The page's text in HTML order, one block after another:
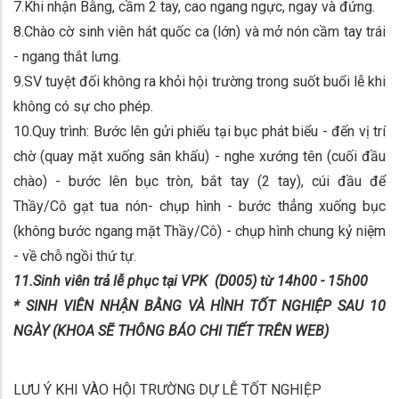
7.Khi nhận Bằng, cầm 2 tay, cao ngang ngực, ngay và đứng.
8.Chào cờ sinh viên hát quốc ca (lớn) và mở nón cầm tay trái
- ngang thắt lưng.
9.SV tuyệt đối không ra khỏi hội trường trong suốt buổi lễ khi
không có sự cho phép.
10.Quy trình: Bước lên gửi phiếu tại bục phát biểu - đến vị trí
chờ (quay mặt xuống sân khấu) - nghe xướng tên (cuối đầu
chào) - bước lên bục tròn, bắt tay (2 tay), cúi đầu để
Thầy/Cô gạt tua nón- chụp hình - bước thẳng xuống bục
(không bước ngang mặt Thầy/Cô) - chụp hình chung kỷ niệm
- về chỗ ngồi thứ tự.
11.Sinh viên trả lễ phục tại VPK (D005) từ 14h00 - 15h00
* SINH VIÊN NHẬN BẰNG VÀ HÌNH TỐT NGHIỆP SAU 10
NGÀY (KHOA SẼ THÔNG BÁO CHI TIẾT TRÊN WEB)
LƯU Ý KHI VÀO HỘI TRƯỜNG DỰ LỄ TỐT NGHIỆP